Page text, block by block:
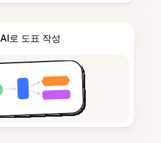
AI로 도표 작성